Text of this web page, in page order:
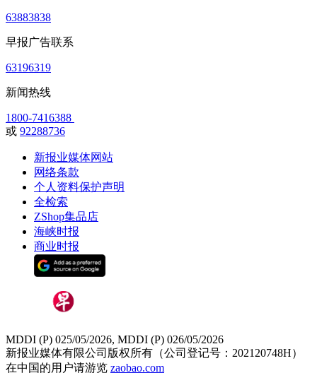
63883838
早报广告联系
63196319
新闻热线
1800-7416388
或 92288736
新报业媒体网站
网络条款
个人资料保护声明
全检索
ZShop集品店
海峡时报
商业时报
MDDI (P) 025/05/2026, MDDI (P) 026/05/2026
新报业媒体有限公司版权所有（公司登记号：202120748H）
在中国的用户请游览 zaobao.com